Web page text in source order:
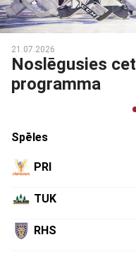
21.07.2026
Noslēgusies
programma
Spēles
PRI
TUK
RHS